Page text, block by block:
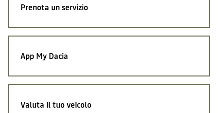
Prenota un servizio
App My Dacia
Valuta il tuo veicolo